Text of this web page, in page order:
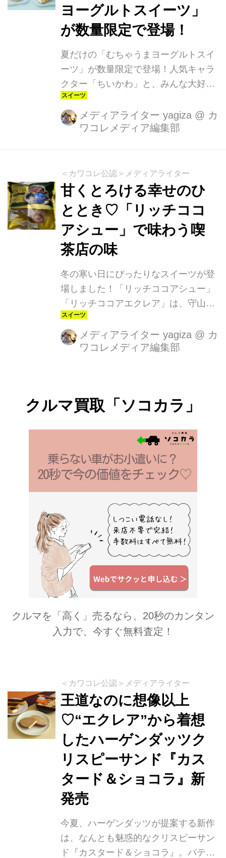
ヨーグルトスイーツ」
が数量限定で登場！
夏だけの「むちゃうまヨーグルトスイ
ーツ」が数量限定で登場！人気キャラ
クター「ちいかわ」と、みんな大好き
スイーツブランド「モンテール」が夢
のコラボレーション！2025年7月1日
（火）〜8月31日（日）までの期間限
エクレア」の2品が登場します。暑い
夏にぴったりな爽やかヨーグルト風味
のスイーツを、ちいかわたちと一緒に
楽しんで♡
メディアライター yagiza @ カ
ワコレメディア編集部
＜カワコレ公認＞メディアライター
甘くとろける幸せのひ
ととき♡「リッチココ
アシュー」で味わう喫
茶店の味
冬の寒い日にぴったりなスイーツが登
場しました！「リッチココアシュー」
「リッチココアエクレア」は、守山乳
業の「喫茶店の味ココア」を使用した
濃厚でどこか懐かしい味わいが楽しめ
る贅沢な一品。ひと口頬張れば、優し
メディアライター yagiza @ カ
ワコレメディア編集部
クルマ買取「ソコカラ」
クルマを「高く」売るなら、20秒のカンタン
入力で、今すぐ無料査定！
＜カワコレ公認＞メディアライター
王道なのに想像以上
♡“エクレア”から着想
したハーゲンダッツク
リスピーサンド『カス
タード＆ショコラ』新
発売
今夏、ハーゲンダッツが提案する新作
は、なんとも魅惑的なクリスピーサン
ド『カスタード＆ショコラ』。パティ